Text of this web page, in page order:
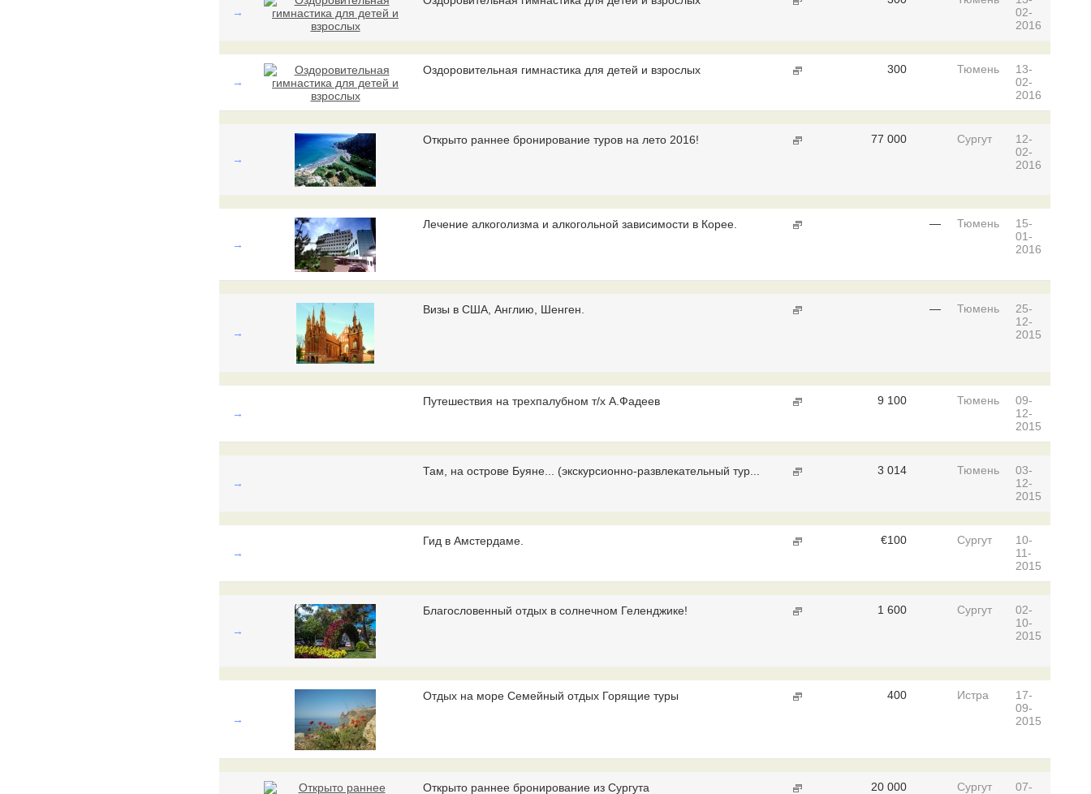
→
02-
2016
→
Оздоровительная гимнастика для детей и взрослых 300 Тюмень
13-
02-
2016
→
Открыто раннее бронирование туров на лето 2016! 77 000 Сургут
12-
02-
2016
→
Лечение алкоголизма и алкогольной зависимости в Корее. — Тюмень
15-
01-
2016
→
Визы в CША, Англию, Шенген. — Тюмень
25-
12-
2015
→
Путешествия на трехпалубном т/х А.Фадеев 9 100 Тюмень
09-
12-
2015
→
Там, на острове Буяне... (экскурсионно-развлекательный тур... 3 014 Тюмень
03-
12-
2015
→
Гид в Амстердаме. €100 Сургут
10-
11-
2015
→
Благословенный отдых в солнечном Геленджике! 1 600 Сургут
02-
10-
2015
→
Отдых на море Cемейный отдых Горящие туры 400 Истра
17-
09-
2015
Открыто раннее бронирование из Сургута 20 000 Сургут
07-